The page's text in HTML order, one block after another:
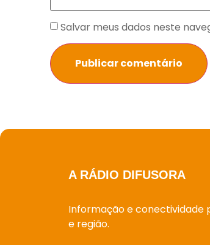
Salvar meus dados neste
A RÁDIO DIFUSORA
Informação e conectividade
e região.